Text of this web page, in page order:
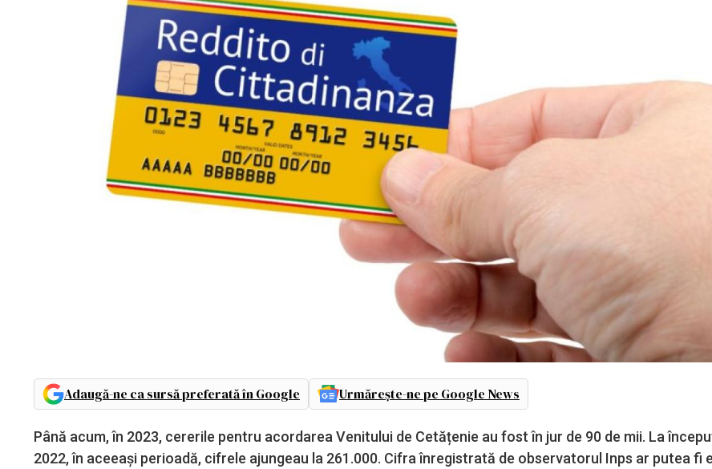
Adaugă-ne ca sursă preferată în Google Urmărește-ne pe Google News
Până acum, în 2023, cererile pentru acordarea Venitului de Cetățenie au fost în jur de 90 de mii. La
2022, în aceeași perioadă, cifrele ajungeau la 261.000. Cifra înregistrată de observatorul Inps ar putea fi